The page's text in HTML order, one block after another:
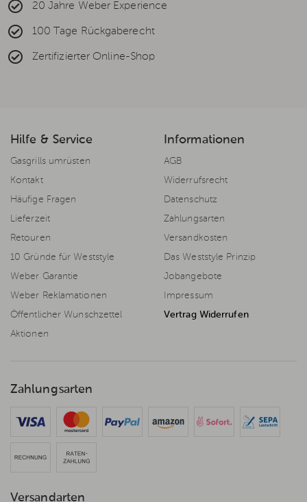
20 Jahre Weber Experience
100 Tage Rückgaberecht
Zertifizierter Online-Shop
Hilfe & Service
Gasgrills umrüsten
Kontakt
Häufige Fragen
Lieferzeit
Retouren
10 Gründe für Weststyle
Weber Garantie
Weber Reklamationen
Öffentlicher Wunschzettel
Aktionen
Informationen
AGB
Widerrufsrecht
Datenschutz
Zahlungsarten
Versandkosten
Das Weststyle Prinzip
Jobangebote
Impressum
Vertrag Widerrufen
Zahlungsarten
Versandarten